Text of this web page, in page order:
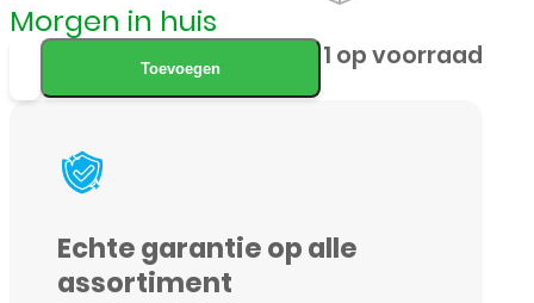
Morgen in huis
Musthavz
Vegan
Wallet
MagSafe
Toevoegen 1 op voorraad
Echte garantie op alle
assortiment